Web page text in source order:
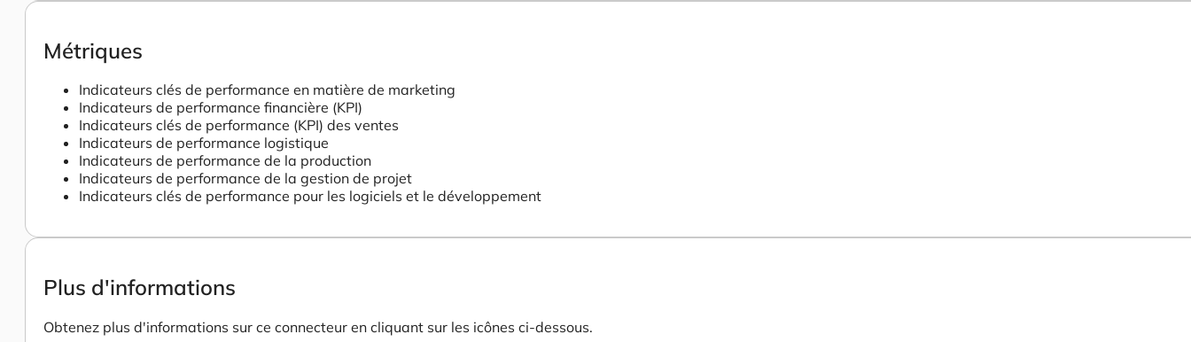
Métriques
Indicateurs clés de performance en matière de marketing
Indicateurs de performance financière (KPI)
Indicateurs clés de performance (KPI) des ventes
Indicateurs de performance logistique
Indicateurs de performance de la production
Indicateurs de performance de la gestion de projet
Indicateurs clés de performance pour les logiciels et le développement
Plus d'informations
Obtenez plus d'informations sur ce connecteur en cliquant sur les icônes ci-dessous.